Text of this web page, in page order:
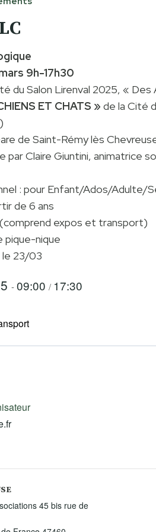
9h-17h30
du Salon Lirenval 2025, «
ET CHATS » de la Cité
)
de Saint-Rémy lès
par Claire Giuntini, animatrice
: pour Enfant/Ados/Adulte/
de 6 ans
expos et transport)
nique
le 23/03
-09:00 / 17:30
45 bis rue de